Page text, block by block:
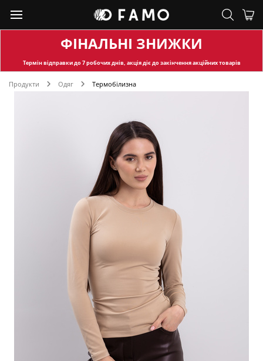
ФІНАЛЬНІ ЗНИЖКИ
Термін відправкидо 7 робочих днів, акція діє до закінчення акційних товарів
Продукти Одяг Термобілизна